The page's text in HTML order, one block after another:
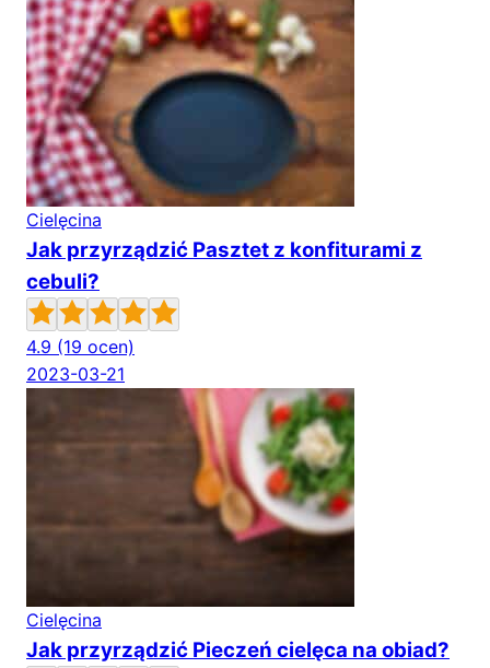
Cielęcina
Jak przyrządzić Pasztet z konfiturami z
cebuli?
4.9 (19 ocen)
2023-03-21
Cielęcina
Jak przyrządzić Pieczeń cielęca na obiad?